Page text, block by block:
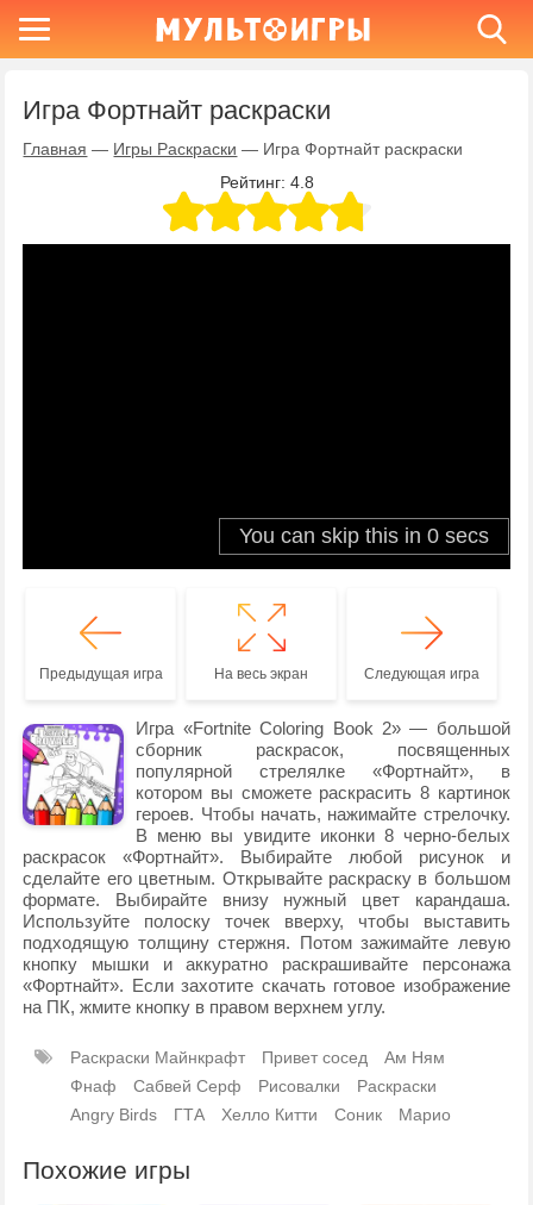
Игра Фортнайт раскраски
Главная — Игры Раскраски — Игра Фортнайт раскраски
Рейтинг: 4.8
Предыдущая игра На весь экран Следующая игра
Игра «Fortnite Coloring Book 2» — большой
сборник раскрасок, посвященных
популярной стрелялке «Фортнайт», в
котором вы сможете раскрасить 8 картинок
героев. Чтобы начать, нажимайте стрелочку.
В меню вы увидите иконки 8 черно-белых
раскрасок «Фортнайт». Выбирайте любой рисунок и
сделайте его цветным. Открывайте раскраску в большом
формате. Выбирайте внизу нужный цвет карандаша.
Используйте полоску точек вверху, чтобы выставить
подходящую толщину стержня. Потом зажимайте левую
кнопку мышки и аккуратно раскрашивайте персонажа
«Фортнайт». Если захотите скачать готовое изображение
на ПК, жмите кнопку в правом верхнем углу.
Раскраски Майнкрафт Привет сосед
Ам Ням
Фнаф
Сабвей Серф Рисовалки
Раскраски
Angry Birds
ГТА Хелло Китти Соник Марио
Похожие игры